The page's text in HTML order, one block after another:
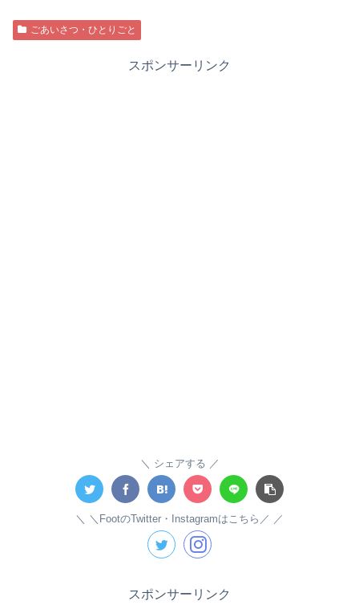
ごあいさつ・ひとりごと
スポンサーリンク
シェアする
＼FootのTwitter・Instagramはこちら／
スポンサーリンク